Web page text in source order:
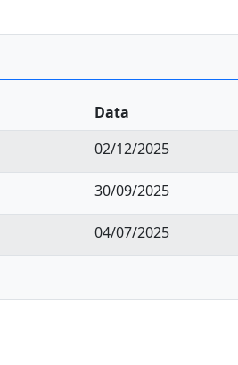
Data
02/12/2025
30/09/2025
04/07/2025